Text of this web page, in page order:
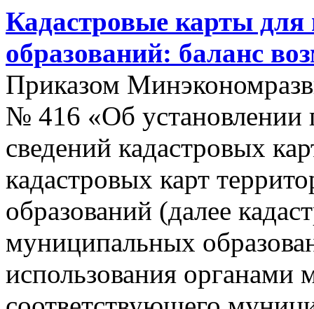
Кадастровые карты
образований: баланс
Приказом
№ 416 «Об установлении
сведений кадастровых
кадастровых карт
образований (далее
муниципальных
использования органами